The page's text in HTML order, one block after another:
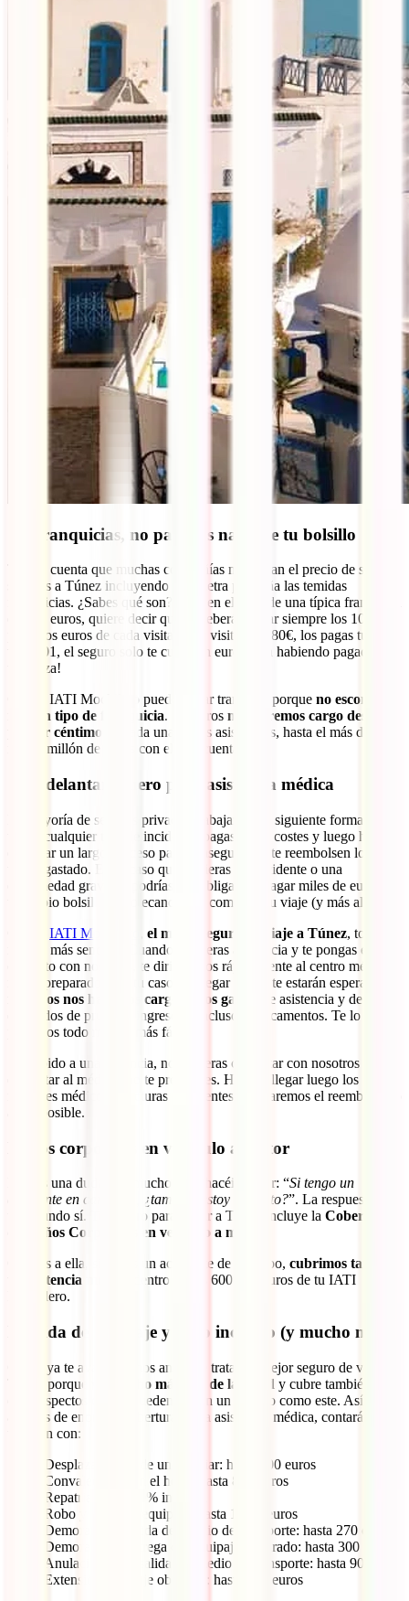
Sin franquicias, no pagarás nada de tu bolsillo
Ten en cuenta que muchas compañías maquillan el precio de sus
seguros a Túnez incluyendo en la letra pequeña las temidas
franquicias. ¿Sabes qué son? Pues en el caso de una típica franquicia
de 100 euros, quiere decir que tú deberás pagar siempre los 100
primeros euros de cada visita. Si la visita vale 80€, los pagas tú. Si
vale 101, el seguro solo te cubre un euro, ¡aun habiendo pagado por
tu póliza!
Con el IATI Mochilero puedes estar tranquilo porque no esconde
ningún tipo de franquicia. Nosotros nos haremos cargo desde el
primer céntimo
de cada una de tus asistencias, hasta el más de
medio millón de euros con el que cuentas.
Sin adelantar dinero para asistencia médica
La mayoría de seguros privados trabajan de la siguiente forma: si
tienes cualquier tipo de incidente, pagas tú los costes y luego has de
empezar un largo proceso para conseguir que te reembolsen lo que
te has gastado. En el caso que sufrieras un accidente o una
enfermedad grave, te podrías ver obligado a pagar miles de euros de
tu propio bolsillo, hipotecando por completo tu viaje (y más allá).
IATI Mochilero el mejor seguro de viaje a Túnez, todo es
mucho más sencillo. Cuando requieras asistencia y te pongas en
contacto con nosotros, te dirigiremos rápidamente al centro médico
mejor preparado para tu caso. Al llegar ahí ya te estarán esperando y
nosotros nos haremos cargo de los gastos
de asistencia y de los
derivados de pruebas, ingresos e incluso medicamentos. Te lo
ponemos todo mucho más fácil.
Si, debido a una urgencia, no pudieras contactar con nosotros antes
de visitar al médico, no te preocupes. Haznos llegar luego los
informes médicos y facturas pertinentes y te haremos el reembolso lo
antes posible.
Daños corporales en vehículo a motor
Esta es una duda que muchos nos hacéis llegar: “Si tengo un
accidente en carretera, ¿también estoy cubierto?”. La respuesta es
un rotundo sí. Tu seguro para viajar a Túnez incluye la Cobertura
de Daños Corporales en vehículo a motor
Gracias a ella, si tienes un accidente de este tipo, cubrimos también
tu asistencia médica
dentro de los 600.000 euros de tu IATI
Mochilero.
Pérdida de equipaje y robo incluido (y mucho más)
Como ya te avanzábamos antes, se trata del mejor seguro de viaje a
Túnez porque
va mucho más allá de la salud y cubre también esos
otros aspectos que se pueden dar en un destino como este. Así,
además de enormes coberturas para asistencia médica, contarás
también con:
Desplazamiento de un familiar: hasta 600 euros
Convalecencia en el hotel: hasta 840 euros
Repatriación: 100% incluida
Robo y daños al equipaje: hasta 1.500 euros
Demora en la salida del medio de transporte: hasta 270 euros
Demora en la entrega del equipaje facturado: hasta 300 euros
Anulación de la salida del medio de transporte: hasta 90 euros
Extensión del viaje obligada: hasta 500 euros